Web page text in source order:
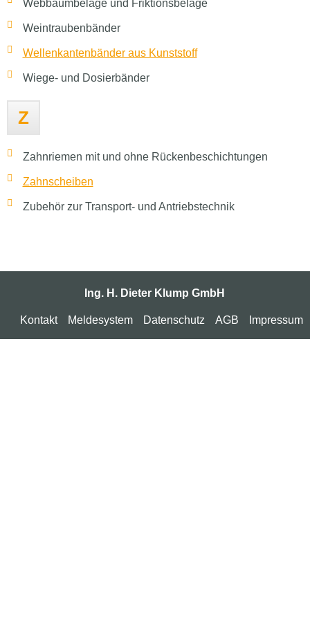
Webbaumbeläge und Friktionsbeläge
Weintraubenbänder
Wellenkantenbänder aus Kunststoff
Wiege- und Dosierbänder
Z
Zahnriemen mit und ohne Rückenbeschichtungen
Zahnscheiben
Zubehör zur Transport- und Antriebstechnik
Ing. H. Dieter Klump GmbH
Kontakt Meldesystem Datenschutz AGB Impressum